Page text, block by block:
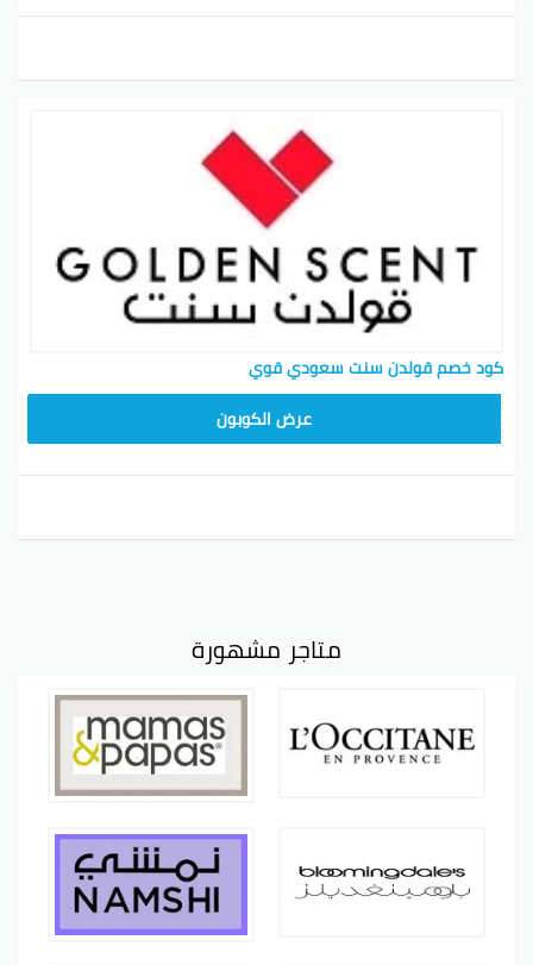
كود خصم قولدن سنت سعودي قوي
عرض الكوبون
متاجر مشهورة